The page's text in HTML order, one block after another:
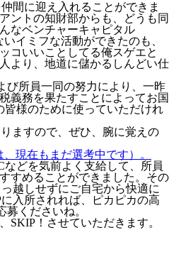
間に迎え入れることができま
ントの知財部からも、どうも同
なベンチャーキャピタル
イミフな活動ができたのも、
コいいことしてる俺スゲエと
より、地道に儲かるしんどい仕
び所員一同の努力により、一昨
義務を果たすことによってお国
様のために使っていただけれ
ますので、ぜひ、腕に覚えの
現在もまだ選考中です）。
どを気前よく支給して、所員
すめることができました。その
越しせずにご自宅から快適に
入所されれば、ピカピカの高
くださいね。
！させていただきます。